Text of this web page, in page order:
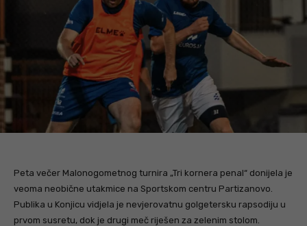
Peta večer Malonogometnog turnira „Tri kornera penal“ donijela je
veoma neobične utakmice na Sportskom centru Partizanovo.
Publika u Konjicu vidjela je nevjerovatnu golgetersku rapsodiju u
prvom susretu, dok je drugi meč riješen za zelenim stolom.